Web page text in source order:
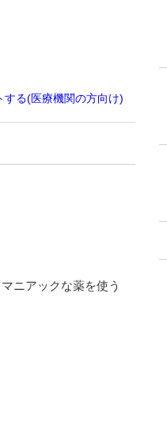
る(医療機関の方向け)
ニアックな薬を使う